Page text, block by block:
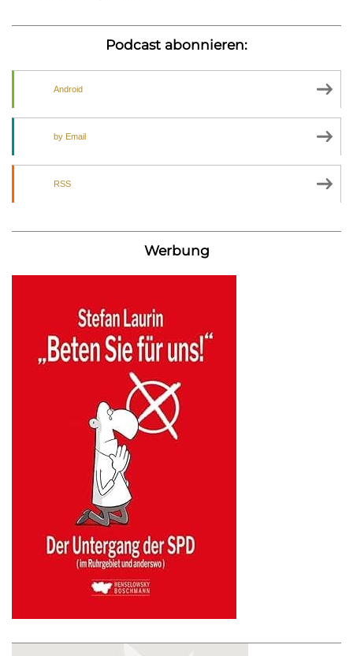
Podcast abonnieren:
Android
by Email
RSS
Werbung